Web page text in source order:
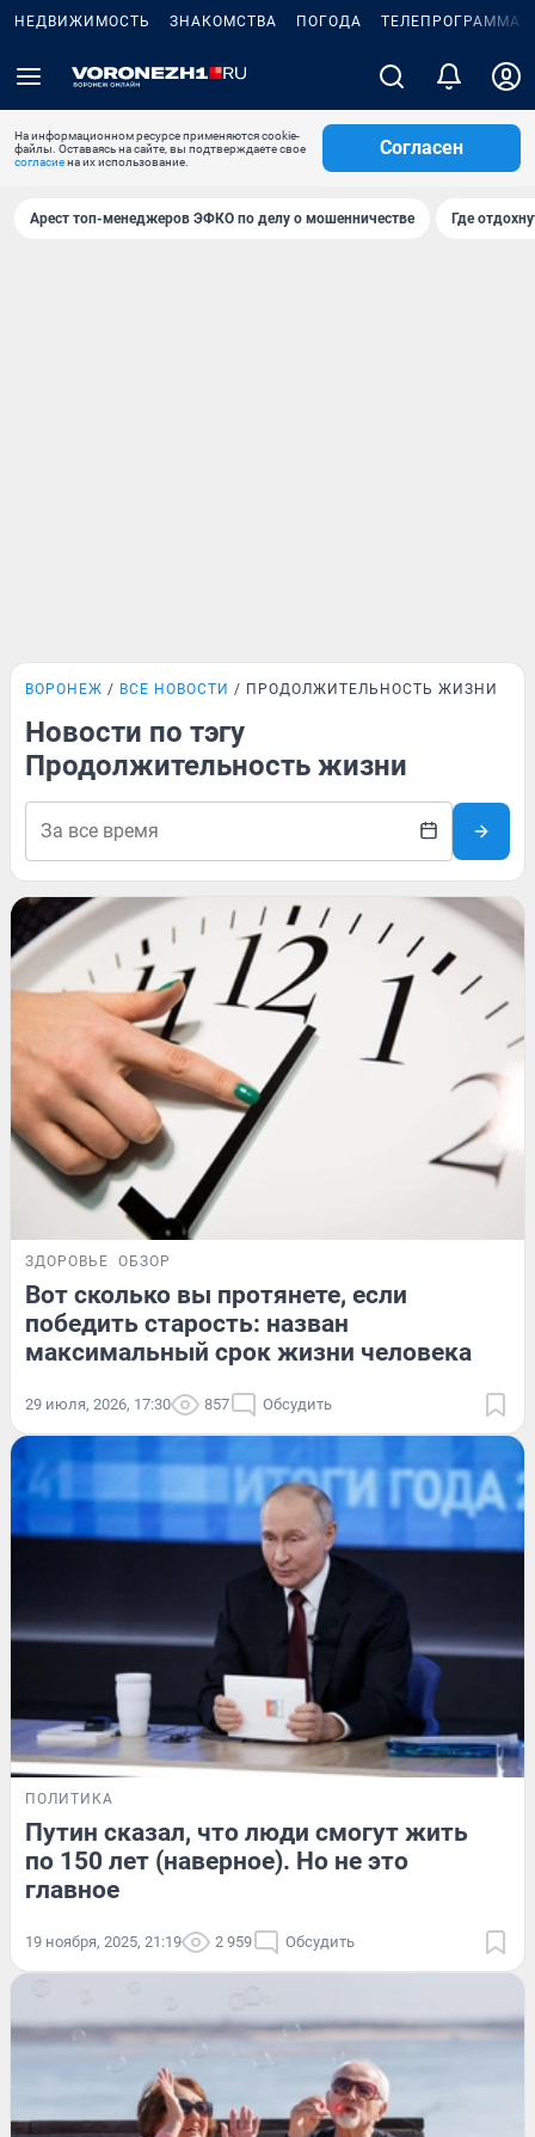
НЕДВИЖИМОСТЬ ЗНАКОМСТВА ПОГОДА ТЕЛЕПРОГРАММА
На информационном ресурсе применяются cookie-
файлы. Оставаясь на сайте, вы подтверждаете свое
согласиена их использование.
Согласен
Арест топ-менеджеров ЭФКО по делу о мошенничестве Где
ВОРОНЕЖ ВСЕ НОВОСТИ ПРОДОЛЖИТЕЛЬНОСТЬ ЖИЗНИ
Новости по тэгу
Продолжительность жизни
ЗДОРОВЬЕ ОБЗОР
Вот сколько вы протянете, если
победить старость: назван
максимальный срок жизни человека
29 июля, 2026, 17:30 857 Обсудить
ПОЛИТИКА
Путин сказал, что люди смогут жить
по 150 лет (наверное). Но не это
главное
19 ноября, 2025, 21:19 2 959 Обсудить